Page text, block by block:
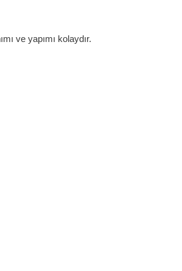
ve yapımı kolaydır.